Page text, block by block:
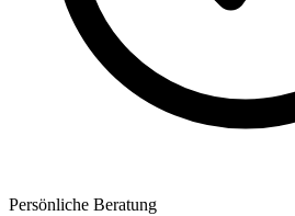
Persönliche Beratung